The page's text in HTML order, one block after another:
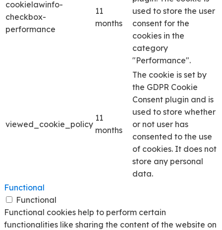
cookielawinfo-
checkbox-
performance
11
months
used to store the user
consent for the
cookies in the
category
"Performance".
viewed_cookie_policy
11
months
The cookie is set by
the GDPR Cookie
Consent plugin and is
used to store whether
or not user has
consented to the use
of cookies. It does not
store any personal
data.
Functional
Functional
Functional cookies help to perform certain
functionalities like sharing the content of the website on